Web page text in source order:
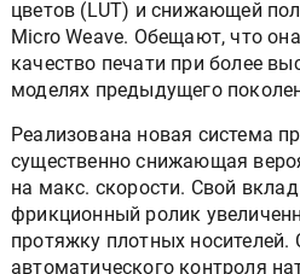
цветов (LUT) и снижающей
Micro Weave. Обещают, что
качество печати при более
моделях предыдущего
Реализована новая система
существенно снижающая
на макс. скорости. Свой
фрикционный ролик
протяжку плотных носителей.
автоматического контроля